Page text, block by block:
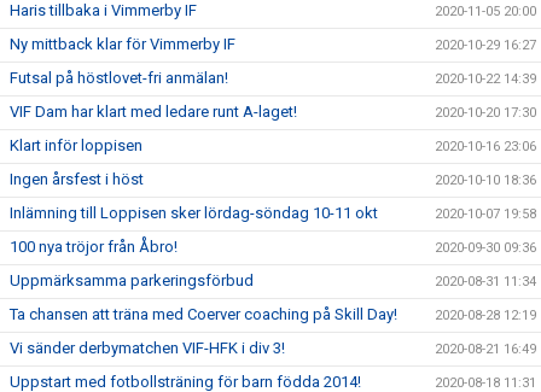
Haris tillbaka i Vimmerby IF 2020-11-05 20:00
Ny mittback klar för Vimmerby IF 2020-10-29 16:27
Futsal på höstlovet-fri anmälan! 2020-10-22 14:39
VIF Dam har klart med ledare runt A-laget! 2020-10-20 17:30
Klart inför loppisen 2020-10-16 23:06
Ingen årsfest i höst 2020-10-10 18:36
Inlämning till Loppisen sker lördag-söndag 10-11 okt 2020-10-07 19:58
100 nya tröjor från Åbro! 2020-09-30 09:36
Uppmärksamma parkeringsförbud 2020-08-31 11:34
Ta chansen att träna med Coerver coaching på Skill Day! 2020-08-28 12:19
Vi sänder derbymatchen VIF-HFK i div 3! 2020-08-21 16:49
Uppstart med fotbollsträning för barn födda 2014! 2020-08-18 11:31